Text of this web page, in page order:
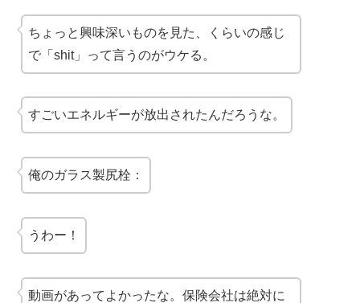
ちょっと興味深いものを見た、くらいの感じ
で「shit」って言うのがウケる。
すごいエネルギーが放出されたんだろうな。
俺のガラス製尻栓：
うわー！
動画があってよかったな。保険会社は絶対に